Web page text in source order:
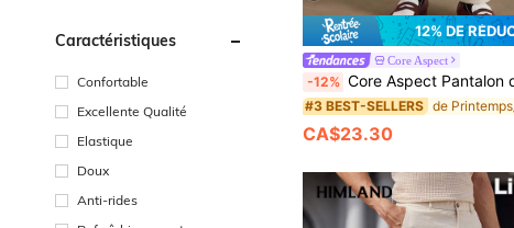
Caractéristiques
Confortable
Excellente Qualité
Elastique
Doux
Anti-rides
12% DE
Core Aspect
-12% Core Aspect Pantalon de costume formel pour hommes, couleur unie, plissé, avec poches, décontracté, polyvalent,
#3 BEST-SELLERS
CA$23.30